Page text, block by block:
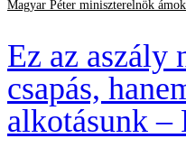
Magyar Péter miniszterelnök
Ez az aszály
csapás,
alkotásunk –